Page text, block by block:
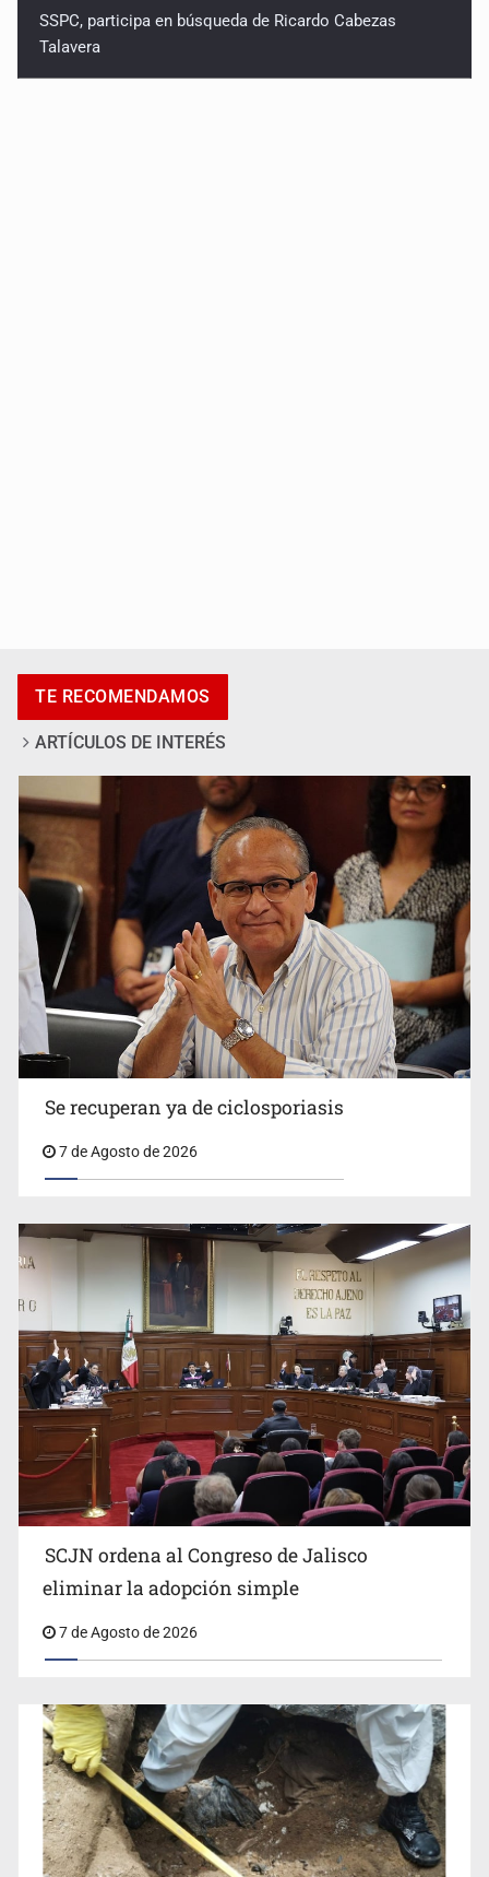
SSPC, participa en búsqueda de Ricardo Cabezas
Talavera
Castro
Vecinos acusan retiro de árboles; Ijalvi niega tala
Buscan mantener tradiciones con Feria Corazón de
Artesano
Fiscalía exhuma 126 cuerpos de 32 fosas
TE RECOMENDAMOS
ARTÍCULOS DE INTERÉS
Se recuperan ya de ciclosporiasis
7 de Agosto de 2026
SCJN ordena al Congreso de Jalisco
eliminar la adopción simple
7 de Agosto de 2026